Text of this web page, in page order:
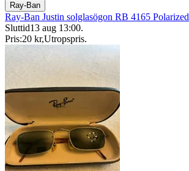
Ray-Ban
Ray-Ban Justin solglasögon RB 4165 Polarized
Sluttid13 aug 13:00.
Pris:20 kr,Utropspris.